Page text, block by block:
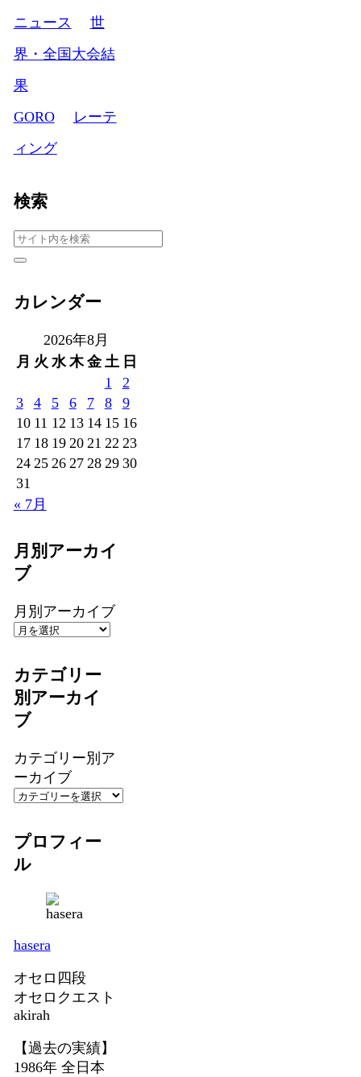
ニュース
世
界・全国大会結
果
GORO
レーテ
ィング
検索
カレンダー
2026年8月
月 火 水 木 金 土 日
1
2
3
4 5 6 7 8
9
10 11 12 13 14 15 16
17 18 19 20 21 22 23
24 25 26 27 28 29 30
31
« 7月
月別アーカイ
ブ
月別アーカイブ
カテゴリー
別アーカイ
ブ
カテゴリー別ア
ーカイブ
プロフィー
ル
hasera
オセロ四段
オセロクエスト
akirah
【過去の実績】
1986年 全日本